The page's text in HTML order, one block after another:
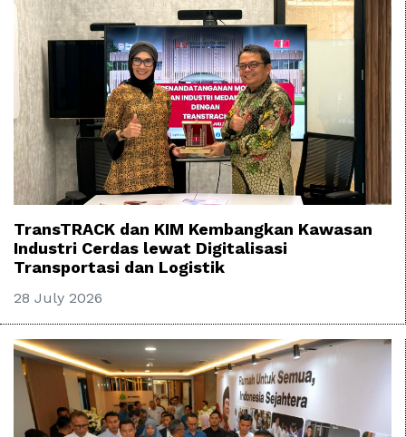
TransTRACK dan KIM Kembangkan Kawasan
Industri Cerdas lewat Digitalisasi
Transportasi dan Logistik
28 July 2026